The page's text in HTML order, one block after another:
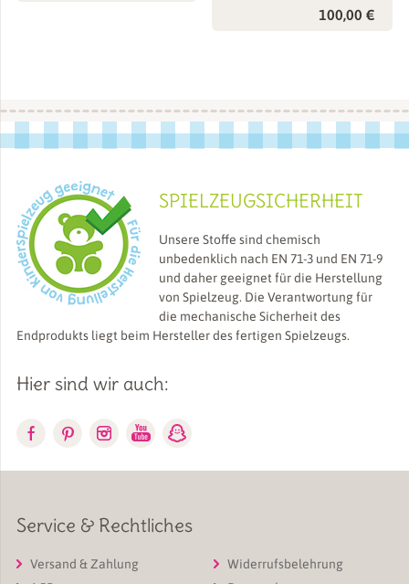
100,00€
SPIELZEUGSICHERHEIT
Unsere Stoffe sind chemisch
unbedenklich nach EN 71-3 und EN 71-9
und daher geeignet für die Herstellung
von Spielzeug. Die Verantwortung für
die mechanische Sicherheit des
Endprodukts liegt beim Hersteller des fertigen Spielzeugs.
Hier sind wir auch:
Service & Rechtliches
Versand & Zahlung
Widerrufsbelehrung